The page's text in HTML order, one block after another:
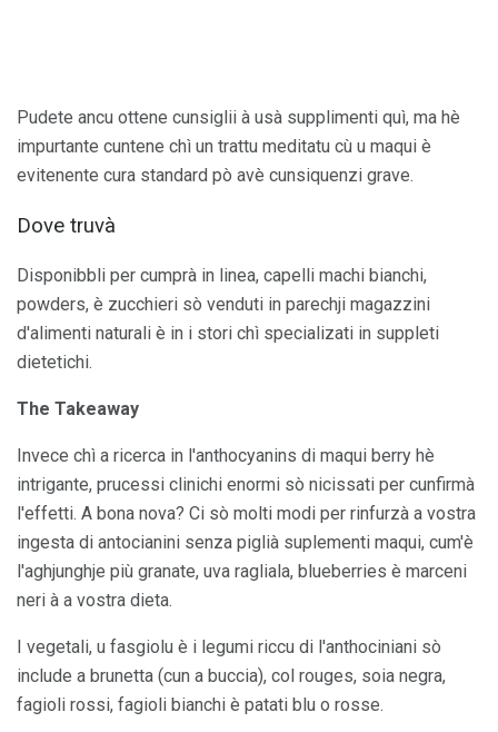
Pudete ancu ottene cunsiglii à usà supplimenti quì, ma hè
impurtante cuntene chì un trattu meditatu cù u maqui è
evitenente cura standard pò avè cunsiquenzi grave.
Dove truvà
Disponibbli per cumprà in linea, capelli machi bianchi,
powders, è zucchieri sò venduti in parechji magazzini
d'alimenti naturali è in i stori chì specializati in suppleti
dietetichi.
The Takeaway
Invece chì a ricerca in l'anthocyanins di maqui berry hè
intrigante, prucessi clinichi enormi sò nicissati per cunfirmà
l'effetti. A bona nova? Ci sò molti modi per rinfurzà a vostra
ingesta di antocianini senza piglià suplementi maqui, cum'è
l'aghjunghje più granate, uva ragliala, blueberries è marceni
neri à a vostra dieta.
I vegetali, u fasgiolu è i legumi riccu di l'anthociniani sò
include a brunetta (cun ​​a buccia), col rouges, soia negra,
fagioli rossi, fagioli bianchi è patati blu o rosse.